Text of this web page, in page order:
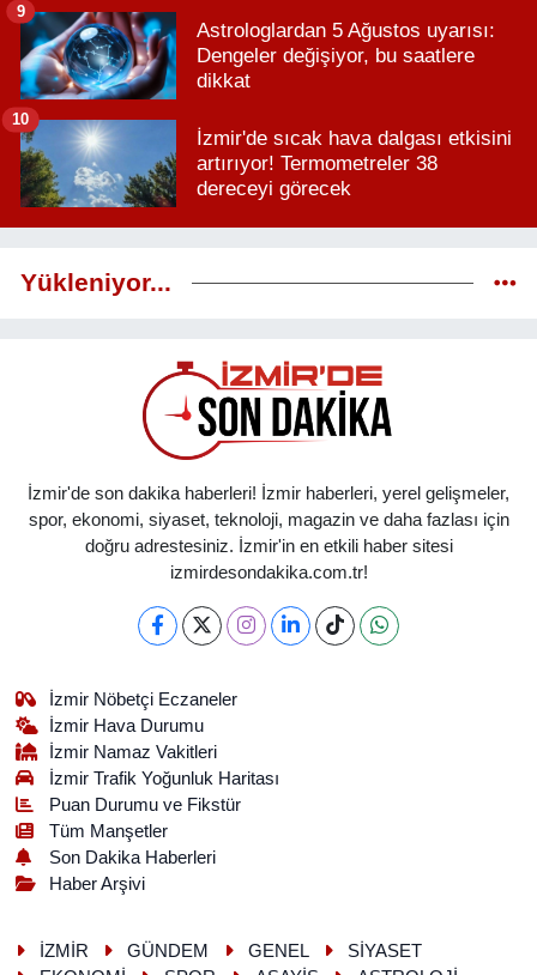
Astrologlardan 5 Ağustos uyarısı:
Dengeler değişiyor, bu saatlere
dikkat
9
İzmir'de sıcak hava dalgası etkisini
artırıyor! Termometreler 38
dereceyi görecek
10
Yükleniyor...
İzmir'de son dakika haberleri! İzmir haberleri, yerel gelişmeler,
spor, ekonomi, siyaset, teknoloji, magazin ve daha fazlası için
doğru adrestesiniz. İzmir'in en etkili haber sitesi
izmirdesondakika.com.tr!
İzmir Nöbetçi Eczaneler
İzmir Hava Durumu
İzmir Namaz Vakitleri
İzmir Trafik Yoğunluk Haritası
Puan Durumu ve Fikstür
Tüm Manşetler
Son Dakika Haberleri
Haber Arşivi
İZMİR GÜNDEM GENEL
SİYASET